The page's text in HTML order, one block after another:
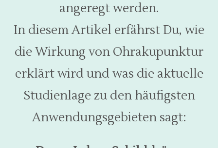
angeregt werden.
In diesem Artikel erfährst Du, wie
die Wirkung von Ohrakupunktur
erklärt wird und was die aktuelle
Studienlage zu den häufigsten
Anwendungsgebieten sagt: